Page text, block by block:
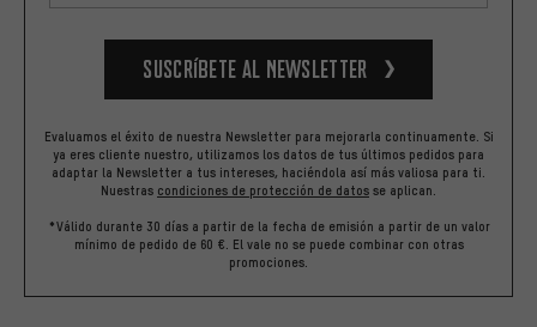
Suscríbete al newsletter
Evaluamos el éxito de nuestra Newsletter para mejorarla continuamente. Si
ya eres cliente nuestro, utilizamos los datos de tus últimos pedidos para
adaptar la Newsletter a tus intereses, haciéndola así más valiosa para ti.
Nuestras condiciones de protección de datos se aplican.
*Válido durante 30 días a partir de la fecha de emisión a partir de un valor
mínimo de pedido de 60 €. El vale no se puede combinar con otras
promociones.